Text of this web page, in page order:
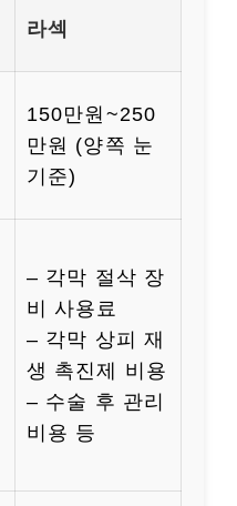
라섹
150만원~250
만원 (양쪽 눈
기준)
– 각막 절삭 장
비 사용료
– 각막 상피 재
생 촉진제 비용
– 수술 후 관리
비용 등